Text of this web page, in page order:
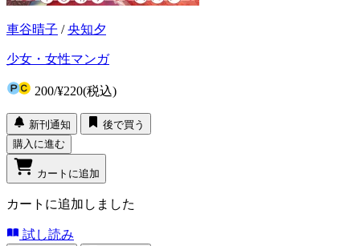
車谷晴子 /央知夕
少女・女性マンガ
200/¥220(税込)
新刊通知
後で買う
購入に進む
カートに追加
カートに追加しました
試し読み